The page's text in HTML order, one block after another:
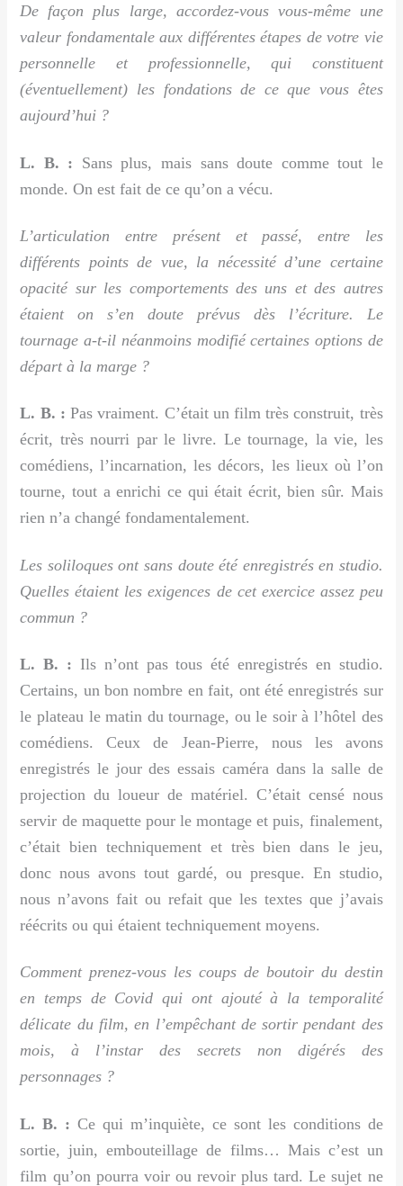
De façon plus large, accordez-vous vous-même une
valeur fondamentale aux différentes étapes de votre vie
personnelle et professionnelle, qui constituent
(éventuellement) les fondations de ce que vous êtes
aujourd’hui ?
L. B. : Sans plus, mais sans doute comme tout le
monde. On est fait de ce qu’on a vécu.
L’articulation entre présent et passé, entre les
différents points de vue, la nécessité d’une certaine
opacité sur les comportements des uns et des autres
étaient on s’en doute prévus dès l’écriture. Le
tournage a-t-il néanmoins modifié certaines options de
départ à la marge ?
L. B. :Pas vraiment. C’était un film très construit, très
écrit, très nourri par le livre. Le tournage, la vie, les
comédiens, l’incarnation, les décors, les lieux où l’on
tourne, tout a enrichi ce qui était écrit, bien sûr. Mais
rien n’a changé fondamentalement.
Les soliloques ont sans doute été enregistrés en studio.
Quelles étaient les exigences de cet exercice assez peu
commun ?
L. B. : Ils n’ont pas tous été enregistrés en studio.
Certains, un bon nombre en fait, ont été enregistrés sur
le plateau le matin du tournage, ou le soir à l’hôtel des
comédiens. Ceux de Jean-Pierre, nous les avons
enregistrés le jour des essais caméra dans la salle de
projection du loueur de matériel. C’était censé nous
servir de maquette pour le montage et puis, finalement,
c’était bien techniquement et très bien dans le jeu,
donc nous avons tout gardé, ou presque. En studio,
nous n’avons fait ou refait que les textes que j’avais
réécrits ou qui étaient techniquement moyens.
Comment prenez-vous les coups de boutoir du destin
en temps de Covid qui ont ajouté à la temporalité
délicate du film, en l’empêchant de sortir pendant des
mois, à l’instar des secrets non digérés des
personnages ?
L. B. :Ce qui m’inquiète, ce sont les conditions de
sortie, juin, embouteillage de films… Mais c’est un
film qu’on pourra voir ou revoir plus tard. Le sujet ne